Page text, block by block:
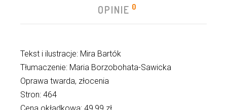
OPINIE 0
Tekst i ilustracje: Mira Bartók
Tłumaczenie: Maria Borzobohata-Sawicka
Oprawa twarda, złocenia
Stron: 464